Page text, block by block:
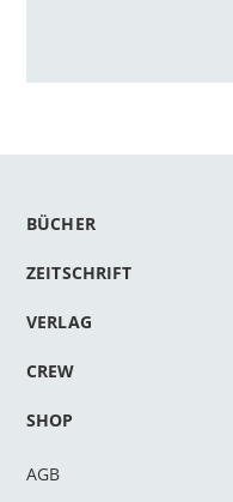
BÜCHER
ZEITSCHRIFT
VERLAG
CREW
SHOP
AGB